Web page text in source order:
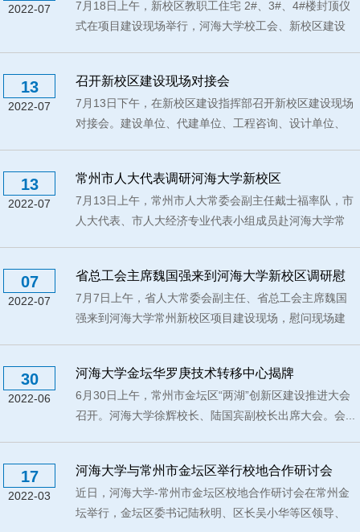
2022-07
7月18日上午，新校区教职工住宅 2#、3#、4#楼封顶仪
式在项目建设现场举行，河海大学校工会、新校区建设
13
2022-07
召开新校区建设现场对接会
7月13日下午，在新校区建设指挥部召开新校区建设现场
对接会。建设单位、代建单位、工程咨询、设计单位、
13
2022-07
常州市人大代表调研河海大学新校区
7月13日上午，常州市人大常委会副主任戴士福率队，市
人大代表、市人大经济专业代表小组成员赴河海大学常
07
2022-07
省总工会主席魏国强来到河海大学新校区调研慰
问
7月7日上午，省人大常委会副主任、省总工会主席魏国
强来到河海大学常州新校区项目建设现场，慰问现场建
30
2022-06
河海大学金坛华罗庚技术转移中心揭牌
6月30日上午，常州市金坛区“两湖”创新区建设推进大会
召开。河海大学徐辉校长、陆国宾副校长出席大会。会...
17
2022-03
河海大学与常州市金坛区举行校地合作研讨会
近日，河海大学-常州市金坛区校地合作研讨会在常州金
坛举行，金坛区委书记陆秋明、区长吴小华等区领导、